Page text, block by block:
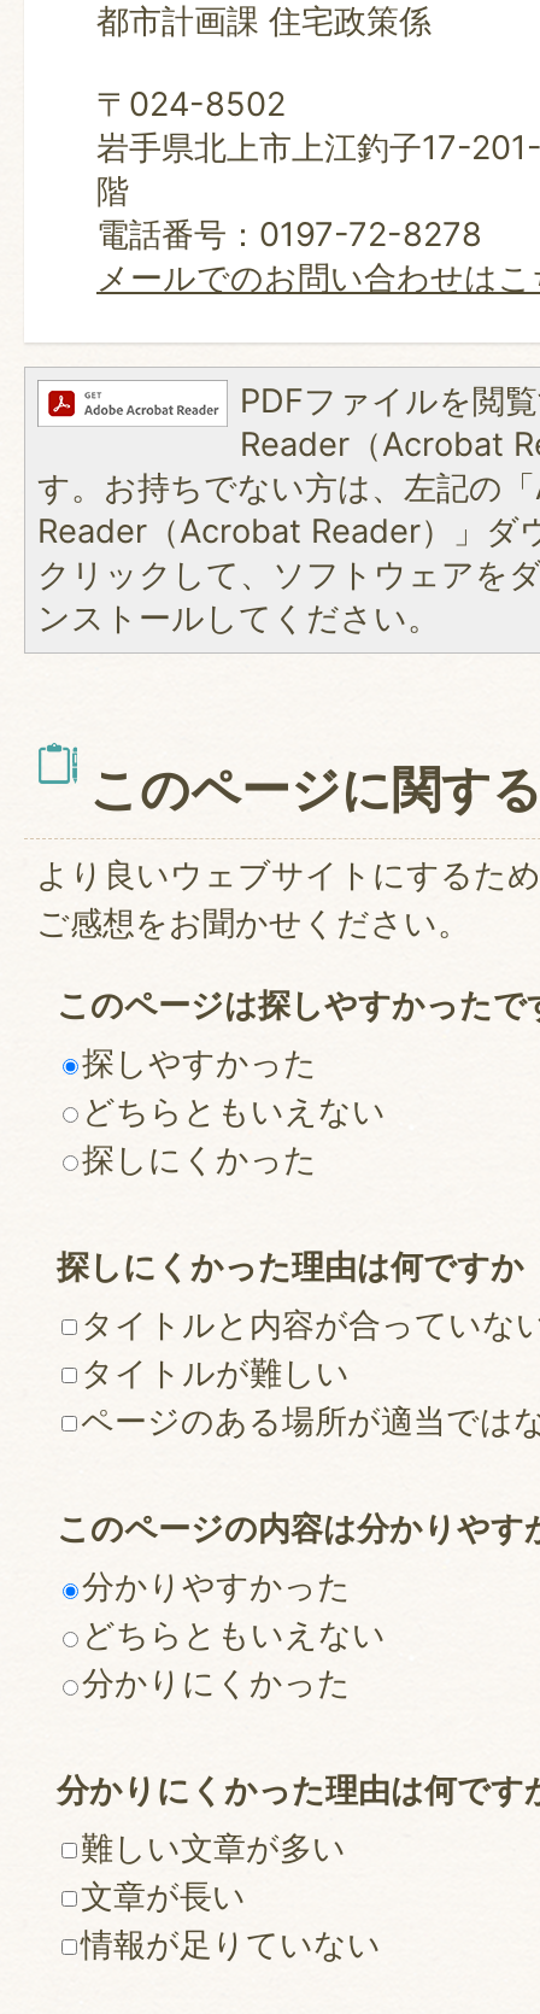
都市計画課 住宅政策係
〒024-8502
岩手県北上市上江釣子17-
階
電話番号：0197-72-8278
メールでのお問い合わせは
PDFファイルを閲
Reader（Acrobat
す。お持ちでない方は、左記の
Reader（Acrobat Reader）」ダ
クリックして、ソフトウェアを
ンストールしてください。
このページに関す
より良いウェブサイトにするた
ご感想をお聞かせください。
このページは探しやすかったで
探しやすかった
どちらともいえない
探しにくかった
探しにくかった理由は何ですか
タイトルと内容が合っていな
タイトルが難しい
ページのある場所が適当では
このページの内容は分かりやす
分かりやすかった
どちらともいえない
分かりにくかった
分かりにくかった理由は何です
難しい文章が多い
文章が長い
情報が足りていない